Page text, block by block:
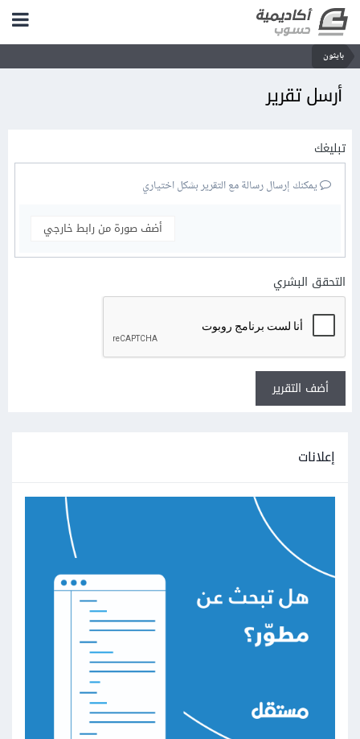
بايثون
أرسل تقرير
تبليغك
يمكنك إرسال رسالة مع التقرير بشكل اختياري
أضف صورة من رابط خارجي
التحقق البشري
أضف التقرير
إعلانات